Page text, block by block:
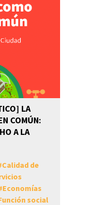
LA
COMÚN:
A LA
Calidad de
Economías
social